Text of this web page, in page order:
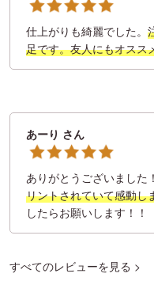
仕上がりも綺麗でした。
足です。友人にもオスス
あーり さん
ありがとうございました！
リントされていて感動し
したらお願いします！！
すべてのレビューを見る >